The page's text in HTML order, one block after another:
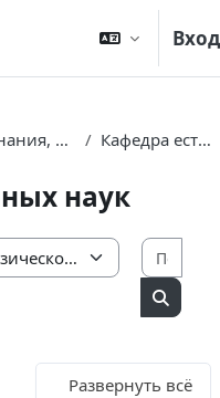
Вход
Институт естествознания, физической культуры и спорта Кафедра естественных наук
наук
Поиск
Развернуть всё